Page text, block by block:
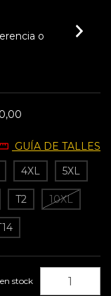
o
GUÍA DE TALLES
4XL 5XL
T2 10XL
en stock